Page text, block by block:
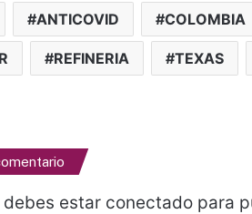
ANTICOVID COLOMBIA
REFINERIA TEXAS
estar conectado para